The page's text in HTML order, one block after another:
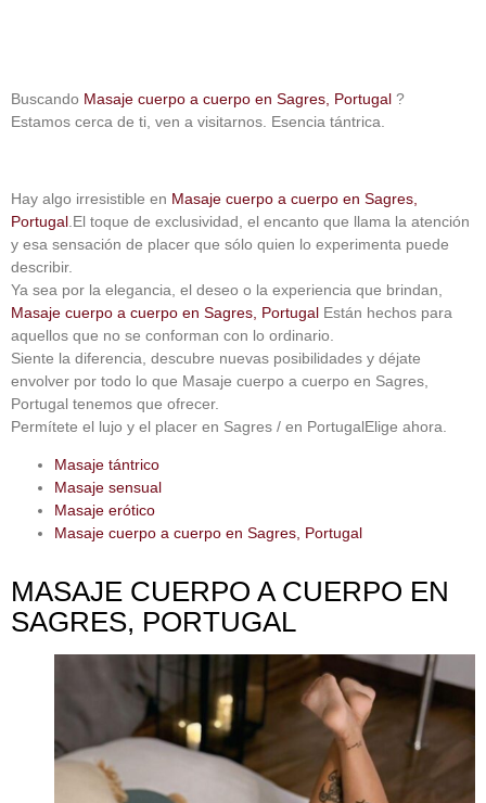
Buscando Masaje cuerpo a cuerpo en Sagres, Portugal ?
Estamos cerca de ti, ven a visitarnos. Esencia tántrica
Hay algo irresistible en Masaje cuerpo a cuerpo en Sagres,
Portugal .El toque de exclusividad, el encanto que llama la atención
y esa sensación de placer que sólo quien lo experimenta puede
describir.
Ya sea por la elegancia, el deseo o la experiencia que brindan,
Masaje cuerpo a cuerpo en Sagres, Portugal Están hechos para
aquellos que no se conforman con lo ordinario.
Siente la diferencia, descubre nuevas posibilidades y déjate
envolver por todo lo que Masaje cuerpo a cuerpo en Sagres,
Portugal tenemos que ofrecer.
Permítete el lujo y el placer en Sagres / en PortugalElige ahora.
Masaje tántrico
Masaje sensual
Masaje erótico
Masaje cuerpo a cuerpo en Sagres, Portugal
MASAJE CUERPO A CUERPO EN
SAGRES, PORTUGAL